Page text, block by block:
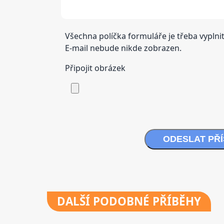
Všechna políčka formuláře je třeba
E-mail nebude nikde zobrazen.
Připojit obrázek
ODESLAT
DALŠÍ PODOBNÉ PŘÍBĚHY